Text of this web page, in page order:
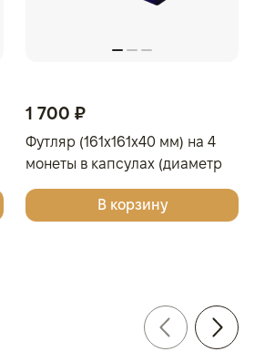
1 700 ₽
Футляр (161x161x40 мм) на 4
монеты в капсулах (диаметр
46 мм), светло-бордовый
В корзину